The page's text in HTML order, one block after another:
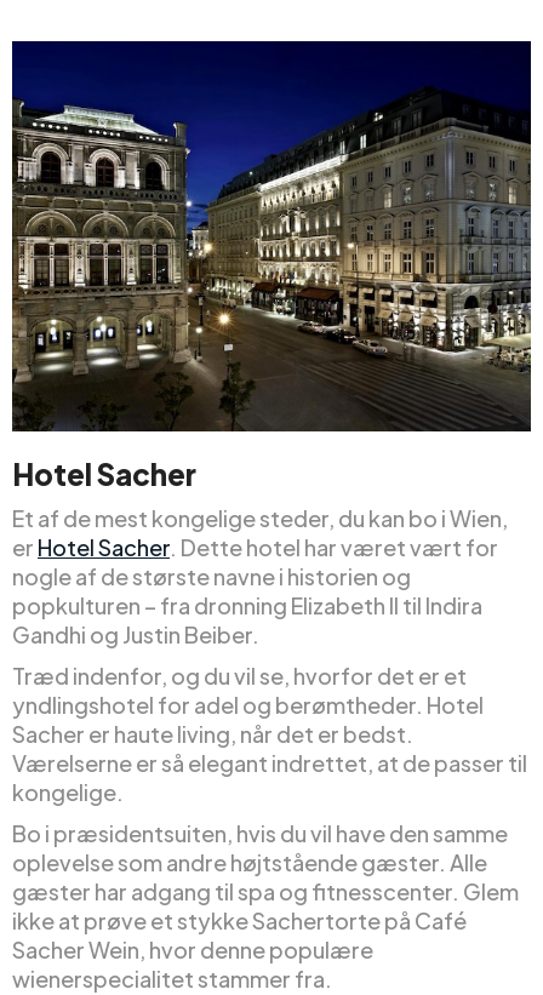
Hotel Sacher
Et af de mest kongelige steder, du kan bo i Wien,
er Hotel Sacher. Dette hotel har været vært for
nogle af de største navne i historien og
popkulturen – fra dronning Elizabeth II til Indira
Gandhi og Justin Beiber.
Træd indenfor, og du vil se, hvorfor det er et
yndlingshotel for adel og berømtheder. Hotel
Sacher er haute living, når det er bedst.
Værelserne er så elegant indrettet, at de passer til
kongelige.
Bo i præsidentsuiten, hvis du vil have den samme
oplevelse som andre højtstående gæster. Alle
gæster har adgang til spa og fitnesscenter. Glem
ikke at prøve et stykke Sachertorte på Café
Sacher Wein, hvor denne populære
wienerspecialitet stammer fra.